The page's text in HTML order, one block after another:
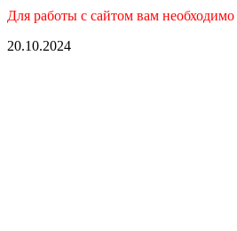
Для работы с сайтом вам необходимо
20.10.2024